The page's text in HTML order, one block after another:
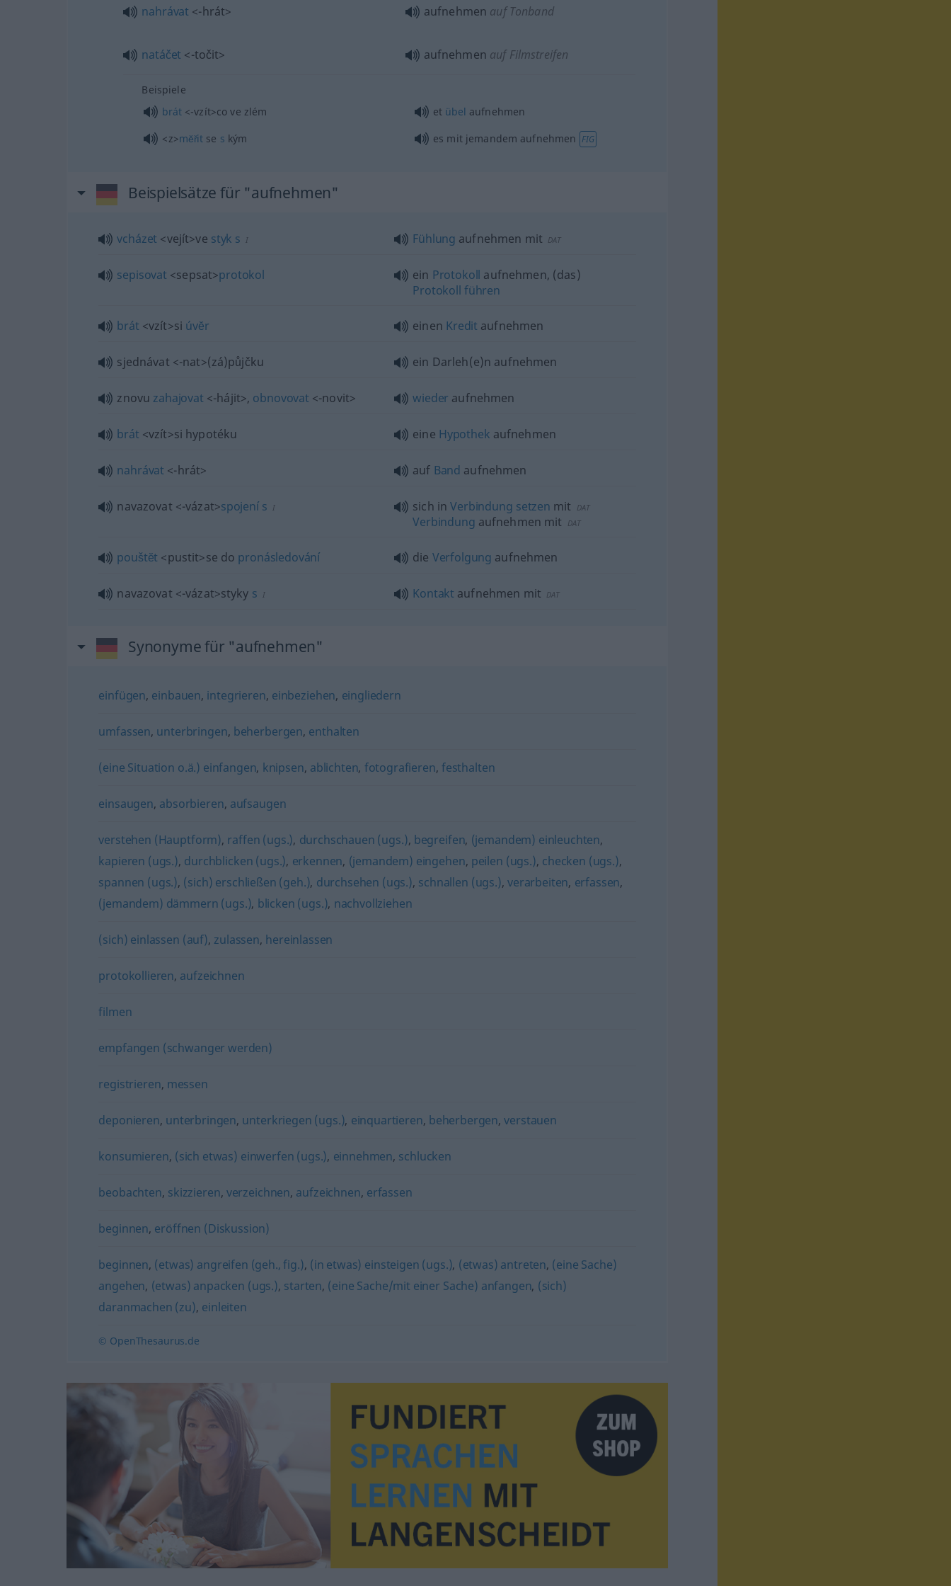
nahrávat <-hrát> aufnehmen auf Tonband
natáčet <-točit> aufnehmen auf Filmstreifen
Beispiele
brát<-vzít>co ve zlém et übel aufnehmen
<z>mĕřit se s kým es mit jemandem aufnehmen FIG
Beispielsätze für "aufnehmen"
vcházet <vejít>ve styk s I Fühlung aufnehmen mit DAT
sepisovat <sepsat>protokol ein Protokoll aufnehmen, (das)
Protokoll führen
brát <vzít>si úvĕr einen Kredit aufnehmen
sjednávat <-nat>(zá)půjčku ein Darleh(e)n aufnehmen
znovu zahajovat <-hájit>, obnovovat <-novit> wieder aufnehmen
brát <vzít>si hypotéku eine Hypothek aufnehmen
nahrávat <-hrát> auf Band aufnehmen
navazovat <-vázat>spojení s I sich inVerbindung setzen mit DAT
Verbindung aufnehmen mit DAT
pouštĕt <pustit>se do pronásledování die Verfolgung aufnehmen
navazovat <-vázat>styky s I Kontakt aufnehmen mit DAT
Synonyme für "aufnehmen"
einfügen, einbauen, integrieren, einbeziehen, eingliedern
umfassen, unterbringen, beherbergen, enthalten
(eine Situation o.ä.) einfangen, knipsen, ablichten, fotografieren, festhalten
einsaugen, absorbieren, aufsaugen
verstehen (Hauptform), raffen (ugs.), durchschauen (ugs.), begreifen, (jemandem) einleuchten,
kapieren (ugs.), durchblicken (ugs.), erkennen, (jemandem) eingehen, peilen (ugs.), checken (ugs.),
spannen (ugs.), (sich) erschließen (geh.), durchsehen (ugs.), schnallen (ugs.),verarbeiten, erfassen,
(jemandem) dämmern (ugs.), blicken (ugs.), nachvollziehen
(sich) einlassen (auf), zulassen, hereinlassen
protokollieren, aufzeichnen
filmen
empfangen (schwanger werden)
registrieren, messen
deponieren, unterbringen, unterkriegen (ugs.), einquartieren, beherbergen,verstauen
konsumieren, (sich etwas) einwerfen (ugs.), einnehmen, schlucken
beobachten, skizzieren, verzeichnen, aufzeichnen, erfassen
beginnen, eröffnen (Diskussion)
beginnen, (etwas) angreifen (geh., fig.), (in etwas) einsteigen (ugs.), (etwas) antreten, (eine Sache)
angehen, (etwas) anpacken (ugs.), starten, (eine Sache/mit einer Sache) anfangen, (sich)
daranmachen (zu), einleiten
© OpenThesaurus.de